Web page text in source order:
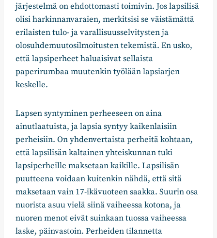
järjestelmä on ehdottomasti toimivin. Jos lapsilisä
olisi harkinnanvaraien, merkitsisi se väistämättä
erilaisten tulo- ja varallisuusselvitysten ja
olosuhdemuutosilmoitusten tekemistä. En usko,
että lapsiperheet haluaisivat sellaista
paperirumbaa muutenkin työlään lapsiarjen
keskelle.
Lapsen syntyminen perheeseen on aina
ainutlaatuista, ja lapsia syntyy kaikenlaisiin
perheisiin. On yhdenvertaista perheitä kohtaan,
että lapsilisän kaltainen yhteiskunnan tuki
lapsiperheille maksetaan kaikille. Lapsilisän
puutteena voidaan kuitenkin nähdä, että sitä
maksetaan vain 17-ikävuoteen saakka. Suurin osa
nuorista asuu vielä siinä vaiheessa kotona, ja
nuoren menot eivät suinkaan tuossa vaiheessa
laske, päinvastoin. Perheiden tilannetta